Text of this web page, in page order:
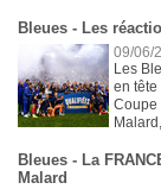
Bleues - Les
09/06/
Les
en
Coupe
Bleues - La
Malard